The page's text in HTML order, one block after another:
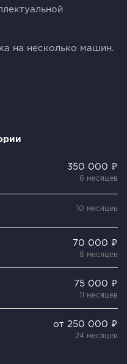
на несколько машин.
350 000 ₽
6 месяцев
10 месяцев
70 000 ₽
8 месяцев
75 000 ₽
11 месяцев
от 250 000 ₽
24 месяцев